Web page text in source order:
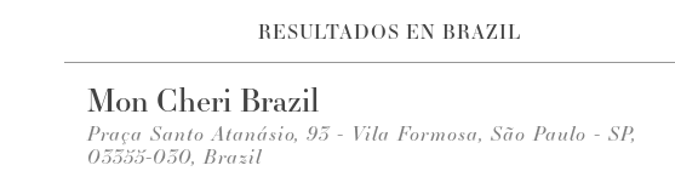
RESULTADOS EN BRAZIL
Mon Cheri Brazil
Praça Santo Atanásio, 93 - Vila Formosa, São Paulo - SP,
03355-030, Brazil